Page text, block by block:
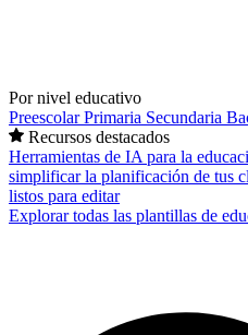
Por nivel educativo
PreescolarPrimaria Secundaria
Recursos destacados
Herramientas de IA para la
simplificar la planificación de tus
listos para editar
Explorar todas las plantillas de